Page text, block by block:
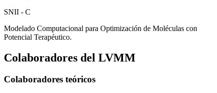
SNII - C
Modelado Computacional para Optimización de Moléculas con
Potencial Terapéutico.
Colaboradores del LVMM
Colaboradores teóricos